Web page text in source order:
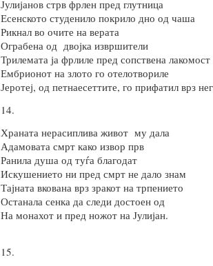
Јулијанов стрв фрлен пред глутница
Есенското студенило покрило дно од чаша
Рикнал во очите на верата
Ограбена од двојка извршители
Трилемата ја фрлиле пред сопствена лакомост
Ембрионот на злото го отелотвориле
Јеротеј, од петнаесеттите, го прифатил врз
14.
Храната нерасиплива живот му дала
Адамовата смрт како извор прв
Ранила душа од туѓа благодат
Искушението ни пред смрт не дало знам
Тајната вкована врз зракот на трпението
Останала сенка да следи достоен од
На монахот и пред ножот на Јулијан.
15.